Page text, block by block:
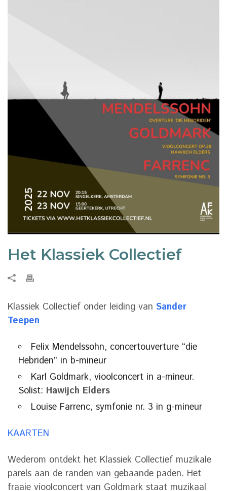
Het Klassiek Collectief
Klassiek Collectief onder leiding van Sander
Teepen
Felix Mendelssohn, concertouverture “die
Hebriden” in b-mineur
Karl Goldmark, vioolconcert in a-mineur.
Solist: Hawijch Elders
Louise Farrenc, symfonie nr. 3 in g-mineur
KAARTEN
Wederom ontdekt het Klassiek Collectief muzikale
parels aan de randen van gebaande paden. Het
fraaie vioolconcert van Goldmark staat muzikaal